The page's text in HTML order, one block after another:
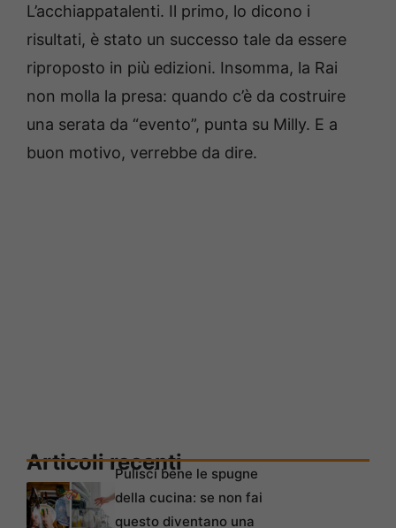
L’acchiappatalenti. Il primo, lo dicono i
risultati, è stato un successo tale da essere
riproposto in più edizioni. Insomma, la Rai
non molla la presa: quando c’è da costruire
una serata da “evento”, punta su Milly. E a
buon motivo, verrebbe da dire.
Articoli recentiPulisci bene le spugne
della cucina: se non fai
questo diventano una